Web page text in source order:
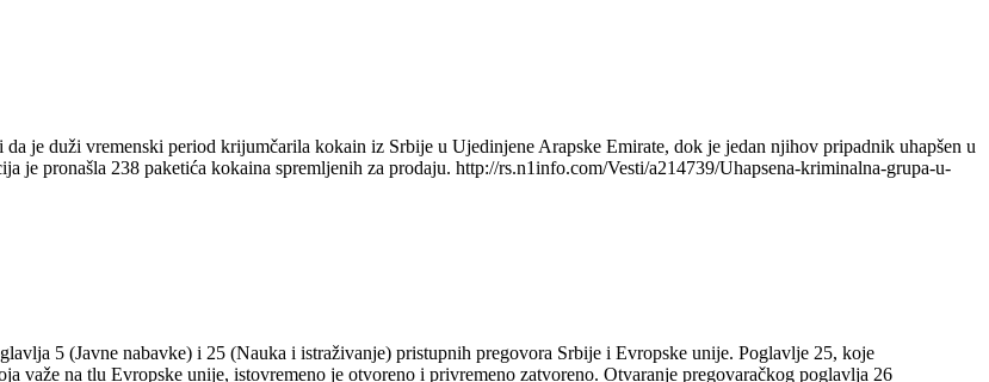
je duži vremenski period krijumčarila kokain iz Srbije u Ujedinjene Arapske Emirate, dok je jedan njihov pripadnik uhapšen u
pronašla 238 paketića kokaina spremljenih za prodaju. http://rs.n1info.com/Vesti/a214739/Uhapsena-kriminalna-grupa-u-
5 (Javne nabavke) i 25 (Nauka i istraživanje) pristupnih pregovora Srbije i Evropske unije. Poglavlje 25, koje
važe na tlu Evropske unije, istovremeno je otvoreno i privremeno zatvoreno. Otvaranje pregovaračkog poglavlja 26